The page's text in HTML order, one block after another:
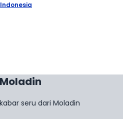
seru dari Moladin